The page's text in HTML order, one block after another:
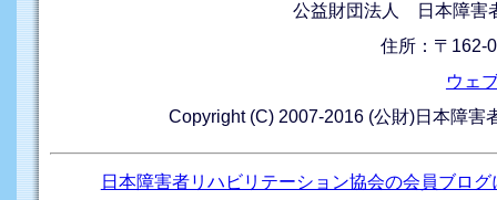
公益財団法人 日本障害
住所：〒162-
ウェ
Copyright (C) 2007-2016 (公財)日本障
日本障害者リハビリテーション協会の会員ブロ